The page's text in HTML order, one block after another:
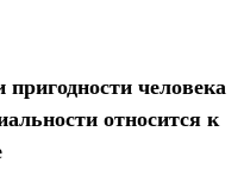
человека
относится к